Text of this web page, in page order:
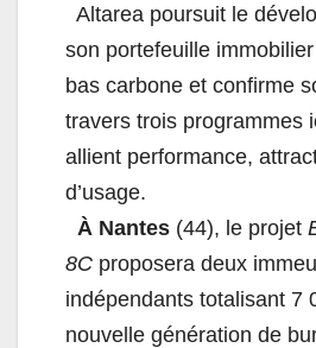
Altarea poursuit le
son portefeuille immobilier
bas carbone et confirme
travers trois programmes
allient performance,
d’usage.
À Nantes (44), le projet
8C proposera deux
indépendants totalisant 7
nouvelle génération de